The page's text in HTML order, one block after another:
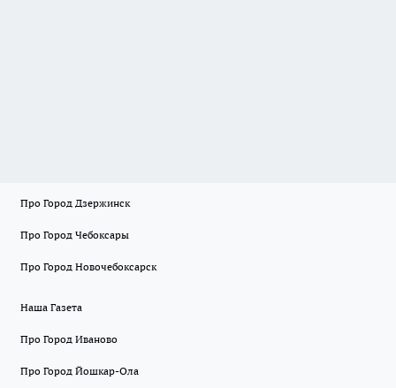
Про Город Дзержинск
Про Город Чебоксары
Про Город Новочебоксарск
Наша Газета
Про Город Иваново
Про Город Йошкар-Ола